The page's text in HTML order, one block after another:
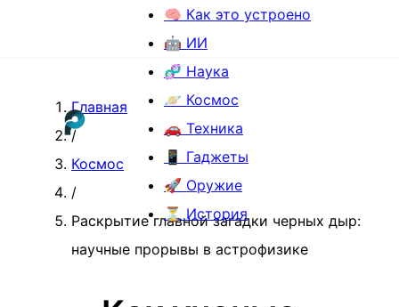
🧠 Как это устроено
🤖 ИИ
🧬 Наука
🪐 Космос
🚗 Техника
📱 Гаджеты
🚀 Оружие
⏳ История
Главная
/
Космос
/
Раскрытие главной загадки черных дыр:
научные прорывы в астрофизике